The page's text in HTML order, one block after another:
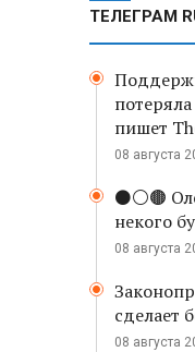
ТЕЛЕГРАМ
пишет
08 августа
⚫️⚪️🟤
некого
08 августа
сделает
08 августа